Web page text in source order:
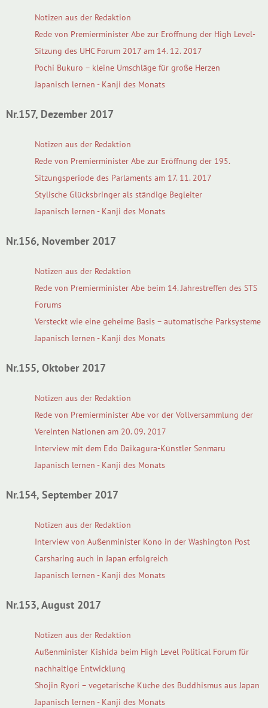
Notizen aus der Redaktion
Rede von Premierminister Abe zur Eröffnung der High Level-
Sitzung des UHC Forum 2017 am 14. 12. 2017
Pochi Bukuro – kleine Umschläge für große Herzen
Japanisch lernen - Kanji des Monats
Nr.157, Dezember 2017
Notizen aus der Redaktion
Rede von Premierminister Abe zur Eröffnung der 195.
Sitzungsperiode des Parlaments am 17. 11. 2017
Stylische Glücksbringer als ständige Begleiter
Japanisch lernen - Kanji des Monats
Nr.156, November 2017
Notizen aus der Redaktion
Rede von Premierminister Abe beim 14. Jahrestreffen des STS
Forums
Versteckt wie eine geheime Basis – automatische Parksysteme
Japanisch lernen - Kanji des Monats
Nr.155, Oktober 2017
Notizen aus der Redaktion
Rede von Premierminister Abe vor der Vollversammlung der
Vereinten Nationen am 20. 09. 2017
Interview mit dem Edo Daikagura-Künstler Senmaru
Japanisch lernen - Kanji des Monats
Nr.154, September 2017
Notizen aus der Redaktion
Interview von Außenminister Kono in der Washington Post
Carsharing auch in Japan erfolgreich
Japanisch lernen - Kanji des Monats
Nr.153, August 2017
Notizen aus der Redaktion
Außenminister Kishida beim High Level Political Forum für
nachhaltige Entwicklung
Shojin Ryori – vegetarische Küche des Buddhismus aus Japan
Japanisch lernen - Kanji des Monats